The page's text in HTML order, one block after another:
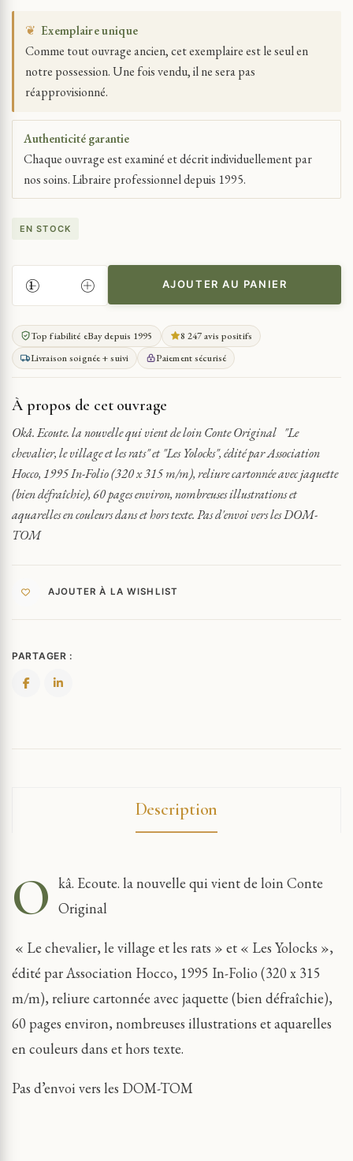
❦ Exemplaire unique
Comme tout ouvrage ancien, cet exemplaire est le seul en
notre possession. Une fois vendu, il ne sera pas
réapprovisionné.
Authenticité garantie
Chaque ouvrage est examiné et décrit individuellement par
nos soins. Libraire professionnel depuis 1995.
EN STOCK
QUANTITÉ
DE
GUYANE
OKÂ.
ECOUTE.
LA
QUI
VIENT
LOIN
CONTE
ORIGINAL
AJOUTER AU PANIER
Top fiabilité eBay depuis 1995
8 247 avis positifs
Livraison soignée + suivi
Paiement sécurisé
À propos de cet ouvrage
Okâ. Ecoute. la nouvelle qui vient de loin Conte Original "Le
chevalier, le village et les rats" et "Les Yolocks", édité par Association
Hocco, 1995 In-Folio (320 x 315 m/m), reliure cartonnée avec jaquette
(bien défraîchie), 60 pages environ, nombreuses illustrations et
aquarelles en couleurs dans et hors texte. Pas d'envoi vers les DOM-
TOM
AJOUTER À LA WISHLIST
PARTAGER :
Description
O kâ. Ecoute. la nouvelle qui vient de loin Conte
Original
« Le chevalier, le village et les rats » et « Les Yolocks »,
édité par Association Hocco, 1995 In-Folio (320 x 315
m/m), reliure cartonnée avec jaquette (bien défraîchie),
60 pages environ, nombreuses illustrations et aquarelles
en couleurs dans et hors texte.
Pas d’envoi vers les DOM-TOM